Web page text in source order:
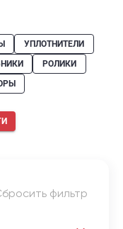
УПЛОТНИТЕЛИ
РОЛИКИ
фильтр